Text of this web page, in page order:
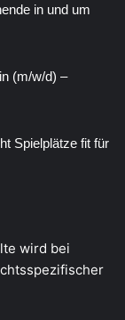
in und um
(m/w/d) –
Spielplätze fit für
wird bei